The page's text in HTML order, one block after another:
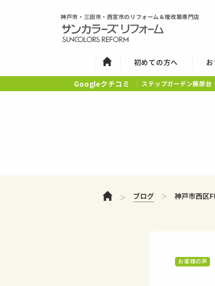
神戸市・三田市・西宮市のリフォーム＆増改築専門店
初めての方へ
Googleクチコミ ステップガーデン藤原台
ホーム ブログ 神戸市西区
お客様の声